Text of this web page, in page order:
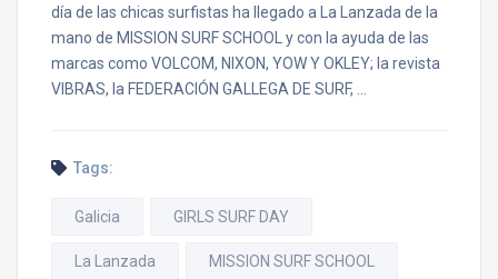
día de las chicas surfistas ha llegado a La Lanzada de la
mano de MISSION SURF SCHOOL y con la ayuda de las
marcas como VOLCOM, NIXON, YOW Y OKLEY; la revista
VIBRAS, la FEDERACIÓN GALLEGA DE SURF, …
Tags:
Galicia GIRLS SURF DAY
La Lanzada MISSION SURF SCHOOL